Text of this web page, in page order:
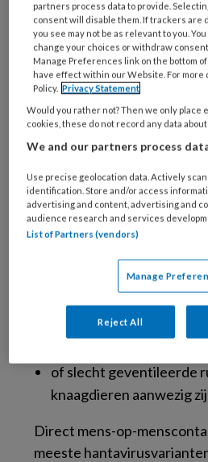
Hoe wordt het
overgedragen?
Transmissie naar mensen
aerogeen. Wanneer
uitwerpselen of speeksel
viruspartikels via
worden.
Besmetting wordt vooral
opslagplaatsen,
of slecht geventileerde
knaagdieren aanwezig
Direct mens-op-
meeste
partners process data to provide.
consent will disable them. If trackers are
you see may not be as relevant to you.
change your choices or withdraw
Manage Preferences link on the bottom
have effect within our Website. For more
Policy. Privacy Statement
Would you rather not? Then we only place
cookies, these do not record any data about
We and our partners process
Use precise geolocation data. Actively
identification. Store and/or access
advertising and content, advertising and
audience research and services
List of Partners (vendors)
Manage
Reject All